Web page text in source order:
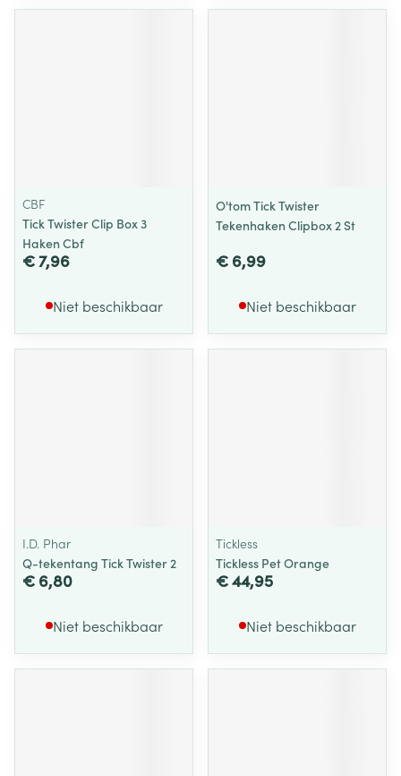
CBF
Tick Twister Clip Box 3
Haken Cbf
€ 7,96
Niet beschikbaar
O'tom Tick Twister
Tekenhaken Clipbox 2 St
€ 6,99
Niet beschikbaar
I.D. Phar
Q-tekentang Tick Twister 2
€ 6,80
Niet beschikbaar
Tickless
Tickless Pet Orange
€ 44,95
Niet beschikbaar